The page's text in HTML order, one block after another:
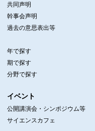
共同声明
幹事会声明
過去の意思表出等
年で探す
期で探す
分野で探す
イベント
公開講演会・シンポジウム等
サイエンスカフェ